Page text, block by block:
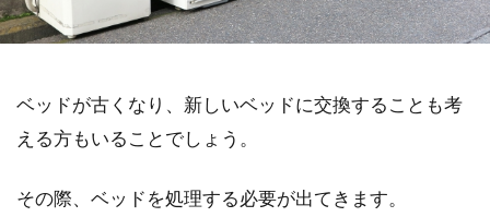
ベッドが古くなり、新しいベッドに交換することも考
える方もいることでしょう。
その際、ベッドを処理する必要が出てきます。